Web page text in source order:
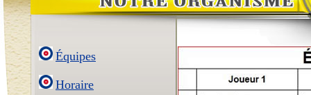
Équipes
Horaire